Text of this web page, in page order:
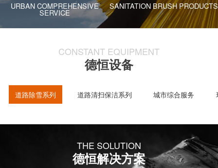
URBAN COMPREHENSIVE
SERVICE
SANITATION BRUSH PRODUCTS
CONSTANT EQUIPMENT
德恒设备
道路除雪系列 道路清扫保洁系列 城市综合服务
THE SOLUTION
德恒解决方案